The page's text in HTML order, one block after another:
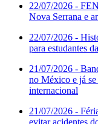
22/07/2026 -
Nova Serrana e
22/07/2026 -
para estudantes
21/07/2026 -
no México e já
internacional
21/07/2026 -